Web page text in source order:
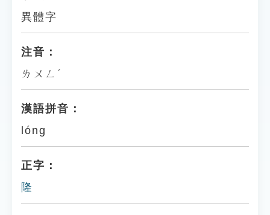
異體字
注音：
ㄌㄨㄥˊ
漢語拼音：
lóng
正字：
隆